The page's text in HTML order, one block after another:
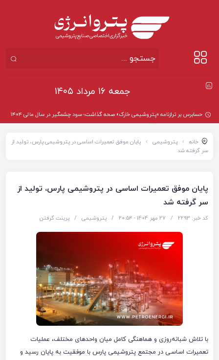
جمعه ۱۶ مرداد ۱۴۰۵
حسابرس بر ترازنامه «پتروشیمی خارک» صحه گذاشت؛ سود چشمگیر در سال مالی ۱۴۰۴
خانه پتروشیمی
پایان موفق تعمیرات اساسی در پتروشیمی پارس، تولید از
سر گرفته شد
پایان موفق تعمیرات اساسی در پتروشیمی پارس، تولید از
سر گرفته شد
کد خبر: 2293 / 27 مهر 1404 - ۲۰:۵۴ / پتروشیمی / پرینت گرفتن
با تلاش شبانه‌روزی و هماهنگی کامل میان واحدهای مختلف، عملیات
تعمیرات اساسی در مجتمع پتروشیمی پارس با موفقیت به پایان رسید و